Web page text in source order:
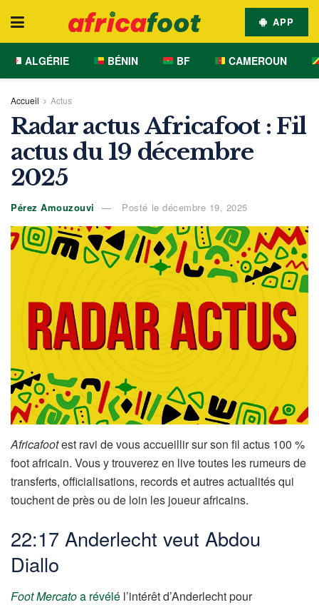
APP
ALGÉRIE BÉNIN BF CAMEROUN
Accueil Actus
Radar actus Africafoot : Fil
actus du 19 décembre
2025
Pérez Amouzouvi Posté le décembre 19, 2025
Africafootest ravi de vous accueillir sur son fil actus 100 %
foot africain. Vous y trouverez en live toutes les rumeurs de
transferts, officialisations, records et autres actualités qui
touchent de près ou de loin les joueur africains.
22:17 Anderlecht veut Abdou
Diallo
Foot Mercatoa révélé l’intérêt d’Anderlecht pour